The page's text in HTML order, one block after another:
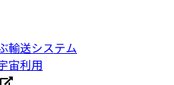
輸送システム
宙利用